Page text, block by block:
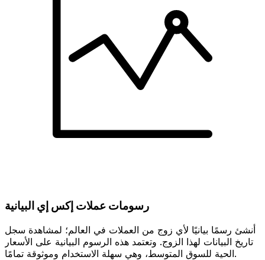
رسومات عملات إكس إي البيانية
أنشئ رسمًا بيانيًا لأي زوج من العملات في العالم؛ لمشاهدة سجل
تاريخ البيانات لهذا الزوج. وتعتمد هذه الرسوم البيانية على الأسعار
الحية للسوق المتوسط، وهي سهلة الاستخدام وموثوقة تمامًا.